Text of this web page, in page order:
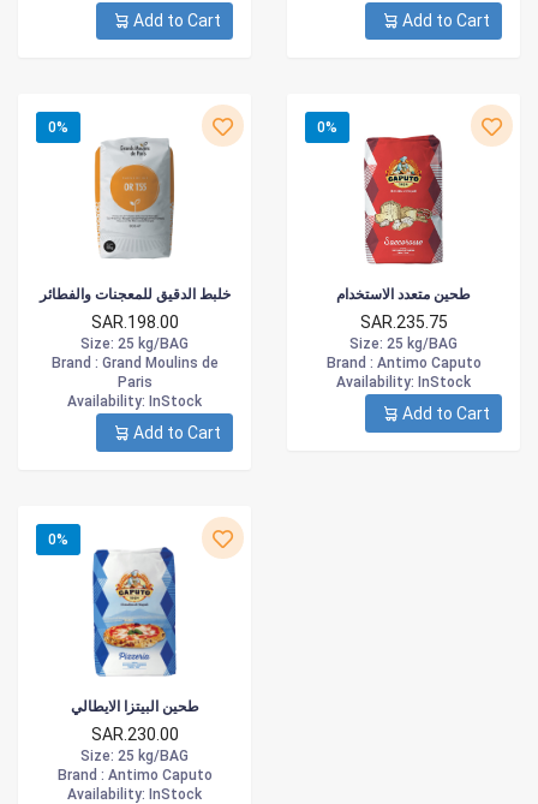
Add to Cart Add to Cart
0%
خلبط الدقيق للمعجنات والفطائر
SAR.198.00
Size: 25 kg/BAG
Brand : Grand Moulins de
Paris
Availability: InStock
Add to Cart
0%
طحين متعدد الاستخدام
SAR.235.75
Size: 25 kg/BAG
Brand : Antimo Caputo
Availability: InStock
Add to Cart
0%
طحين البيتزا الايطالي
SAR.230.00
Size: 25 kg/BAG
Brand : Antimo Caputo
Availability: InStock